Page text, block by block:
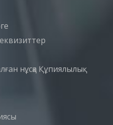
нұсқа Құпиялылық